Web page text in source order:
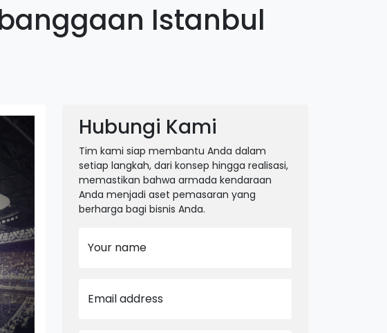
Istanbul
Hubungi Kami
Tim kami siap membantu Anda dalam
setiap langkah, dari konsep hingga realisasi,
memastikan bahwa armada kendaraan
Anda menjadi aset pemasaran yang
berharga bagi bisnis Anda.
Your name
Email address